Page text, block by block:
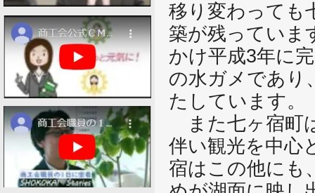
移り変わっても
築が残ってい
かけ平成3年に
の水ガメであり
たしています。
また七ヶ宿町
伴い観光を中心
宿はこの他にも